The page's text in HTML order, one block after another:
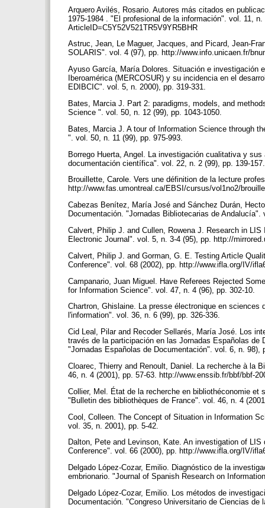
Arquero Avilés, Rosario. Autores más citados en
1975-1984 . "El profesional de la información". vol. 11,
ArticleID=C5Y52V521TR5V9YR5BHR
Astruc, Jean, Le Maguer, Jacques, and Picard, Jean-
SOLARIS". vol. 4 (97), pp. http://www.info.unicaen.fr/
Ayuso García, María Dolores. Situación e investigación
Iberoamérica (MERCOSUR) y su incidencia en el
EDIBCIC". vol. 5, n. 2000), pp. 319-331.
Bates, Marcia J. Part 2: paradigms, models, and
Science ". vol. 50, n. 12 (99), pp. 1043-1050.
Bates, Marcia J. A tour of Information Science through
". vol. 50, n. 11 (99), pp. 975-993.
Borrego Huerta, Angel. La investigación cualitativa y
documentación científica". vol. 22, n. 2 (99), pp. 139-
Brouillette, Carole. Vers une définition de la lecture
http://www.fas.umontreal.ca/EBSI/cursus/vol1no2/
Cabezas Benítez, María José and Sánchez Durán,
Documentación. "Jornadas Bibliotecarias de
Calvert, Philip J. and Cullen, Rowena J. Research in
Electronic Journal". vol. 5, n. 3-4 (95), pp. http://
Calvert, Philip J. and Gorman, G. E. Testing Article
Conference". vol. 68 (2002), pp. http://www.ifla.org/IV/
Campanario, Juan Miguel. Have Referees Rejected
for Information Science". vol. 47, n. 4 (96), pp. 302-10.
Chartron, Ghislaine. La presse électronique en
l'information". vol. 36, n. 6 (99), pp. 326-336.
Cid Leal, Pilar and Recoder Sellarés, María José. Los
través de la participación en las Jornadas Españolas
"Jornadas Españolas de Documentación". vol. 6, n.
Cloarec, Thierry and Renoult, Daniel. La recherche à la
46, n. 4 (2001), pp. 57-63. http://www.enssib.fr/bbf/bbf-
Collier, Mel. État de la recherche en bibliothéconomie et
"Bulletin des bibliothèques de France". vol. 46, n. 4
Cool, Colleen. The Concept of Situation in Information
vol. 35, n. 2001), pp. 5-42.
Dalton, Pete and Levinson, Kate. An investigation of
Conference". vol. 66 (2000), pp. http://www.ifla.org/IV/
Delgado López-Cozar, Emilio. Diagnóstico de la
embrionario. "Journal of Spanish Research on
Delgado López-Cozar, Emilio. Los métodos de
Documentación. "Congreso Universitario de Ciencias